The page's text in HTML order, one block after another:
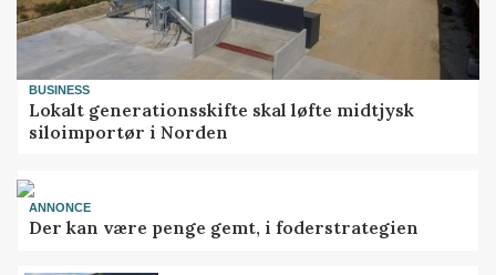
BUSINESS
Lokalt generationsskifte skal løfte midtjysk
siloimportør i Norden
ANNONCE
Der kan være penge gemt, i foderstrategien